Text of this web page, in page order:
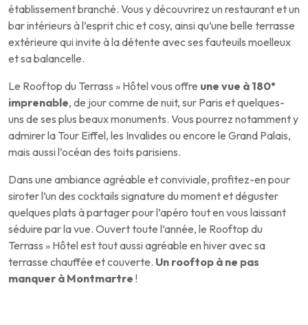
établissement branché. Vous y découvrirez un restaurant et un
bar intérieurs à l’esprit chic et cosy, ainsi qu’une belle terrasse
extérieure qui invite à la détente avec ses fauteuils moelleux
et sa balancelle.
Le Rooftop du Terrass » Hôtel vous offre une vue à 180°
imprenable, de jour comme de nuit, sur Paris et quelques-
uns de ses plus beaux monuments. Vous pourrez notamment y
admirer la Tour Eiffel, les Invalides ou encore le Grand Palais,
mais aussi l’océan des toits parisiens.
Dans une ambiance agréable et conviviale, profitez-en pour
siroter l’un des cocktails signature du moment et déguster
quelques plats à partager pour l’apéro tout en vous laissant
séduire par la vue. Ouvert toute l’année, le Rooftop du
Terrass » Hôtel est tout aussi agréable en hiver avec sa
terrasse chauffée et couverte. Un rooftop à ne pas
manquer à Montmartre !